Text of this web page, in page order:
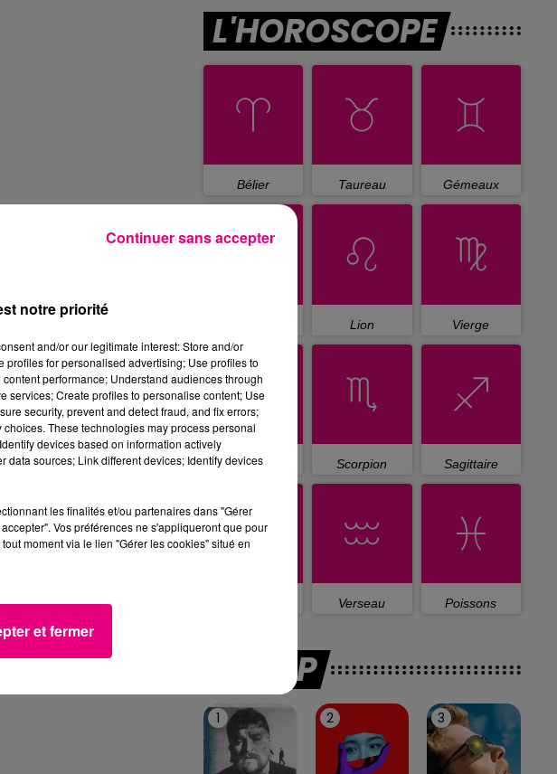
L'HOROSCOPE
Bélier Taureau Gémeaux
Lion Vierge
Balance Scorpion Sagittaire
Verseau Poissons
LE TOP
1 2 3
notre priorité
and/or our legitimate interest: Store and/or
for personalised advertising; Use profiles to
performance; Understand audiences through
services; Create profiles to personalise content; Use
security, prevent and detect fraud, and fix errors;
These technologies may process personal
devices based on information actively
sources; Link different devices; Identify devices
les finalités et/ou partenaires dans "Gérer
Vos préférences ne s'appliqueront que pour
moment via le lien "Gérer les cookies" situé en
et fermer
Continuer sans accepter